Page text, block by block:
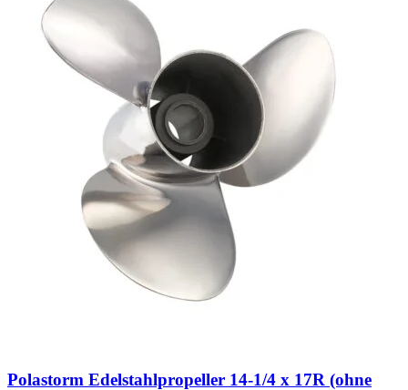
Polastorm Edelstahlpropeller 14-1/4 x 17R (ohne